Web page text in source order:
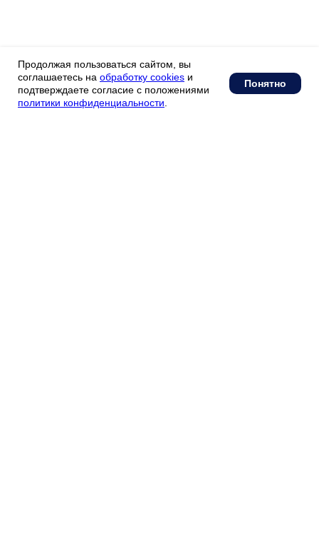
Продолжая пользоваться сайтом, вы
соглашаетесь на обработку cookies и
подтверждаете согласие с положениями
политики конфиденциальности
Понятно